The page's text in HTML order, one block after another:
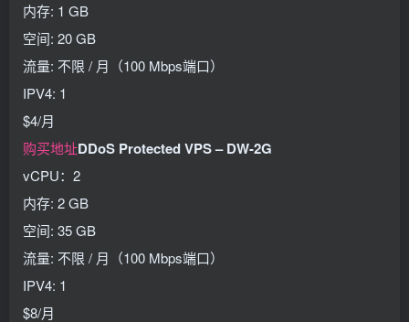
内存: 1 GB
空间: 20 GB
流量: 不限 / 月（100 Mbps端口）
IPV4: 1
$4/月
购买地址DDoS Protected VPS – DW-2G
vCPU：2
内存: 2 GB
空间: 35 GB
流量: 不限 / 月（100 Mbps端口）
IPV4: 1
$8/月